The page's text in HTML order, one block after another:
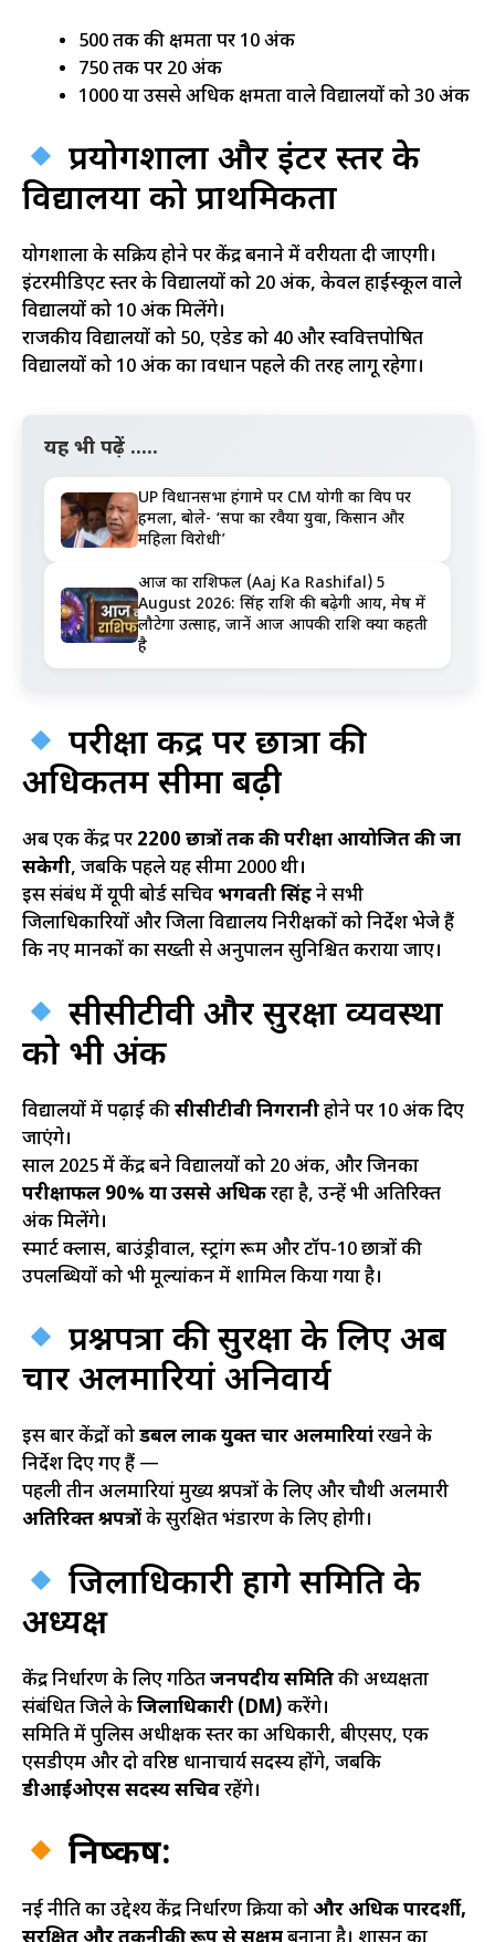
500 तक की क्षमता पर 10 अंक
750 तक पर 20 अंक
1000 या उससे अधिक क्षमता वाले विद्यालयों को 30 अंक
प्रयोगशाला और इंटर स्तर के
विद्यालयों को प्राथमिकता
प्रयोगशाला के सक्रिय होने पर केंद्र बनाने में वरीयता दी जाएगी।
इंटरमीडिएट स्तर के विद्यालयों को 20 अंक, केवल हाईस्कूल वाले
विद्यालयों को 10 अंक मिलेंगे।
राजकीय विद्यालयों को 50, एडेड को 40 और स्ववित्तपोषित
विद्यालयों को 10 अंक का प्रावधान पहले की तरह लागू रहेगा।
यह भी पढ़ें .....
UP विधानसभा हंगामे पर CM योगी का विपक्ष पर
हमला, बोले- ‘सपा का रवैया युवा, किसान और
महिला विरोधी’
आज का राशिफल (Aaj Ka Rashifal) 5
August 2026: सिंह राशि की बढ़ेगी आय, मेष में
लौटेगा उत्साह, जानें आज आपकी राशि क्या कहती
है
परीक्षा केंद्र पर छात्रों की
अधिकतम सीमा बढ़ी
अब एक केंद्र पर 2200 छात्रों तक की परीक्षा आयोजित की जा
सकेगी, जबकि पहले यह सीमा 2000 थी।
इस संबंध में यूपी बोर्ड सचिव भगवती सिंहने सभी
जिलाधिकारियों और जिला विद्यालय निरीक्षकों को निर्देश भेजे हैं
कि नए मानकों का सख्ती से अनुपालन सुनिश्चित कराया जाए।
सीसीटीवी और सुरक्षा व्यवस्था
को भी अंक
विद्यालयों में पढ़ाई कीसीसीटीवी निगरानीहोने पर 10 अंक दिए
जाएंगे।
साल 2025 में केंद्र बने विद्यालयों को 20 अंक, और जिनका
परीक्षाफल 90% या उससे अधिकरहा है, उन्हें भी अतिरिक्त
अंक मिलेंगे।
स्मार्ट क्लास, बाउंड्रीवाल, स्ट्रांग रूम और टॉप-10 छात्रों की
उपलब्धियों को भी मूल्यांकन में शामिल किया गया है।
प्रश्नपत्रों की सुरक्षा के लिए अब
चार अलमारियां अनिवार्य
इस बार केंद्रों कोडबल लाक युक्त चार अलमारियांरखने के
निर्देश दिए गए हैं —
पहली तीन अलमारियां मुख्य प्रश्नपत्रों के लिए और चौथी अलमारी
अतिरिक्त प्रश्नपत्रोंके सुरक्षित भंडारण के लिए होगी।
जिलाधिकारी होंगे समिति के
अध्यक्ष
केंद्र निर्धारण के लिए गठितजनपदीय समितिकी अध्यक्षता
संबंधित जिले केजिलाधिकारी (DM) करेंगे।
समिति में पुलिस अधीक्षक स्तर का अधिकारी, बीएसए, एक
एसडीएम और दो वरिष्ठ प्रधानाचार्य सदस्य होंगे, जबकि
डीआईओएस सदस्य सचिवरहेंगे।
निष्कर्ष:
नई नीति का उद्देश्य केंद्र निर्धारण प्रक्रिया को और अधिक पारदर्शी,